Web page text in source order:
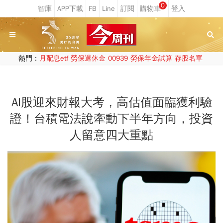
0
熱門： 月配息etf 勞保退休金 00939 勞保年金試算 存股名單
AI股迎來財報大考，高估值面臨獲利驗
證！台積電法說牽動下半年方向，投資
人留意四大重點